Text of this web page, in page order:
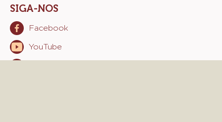
SIGA-NOS
Facebook
new
YouTube